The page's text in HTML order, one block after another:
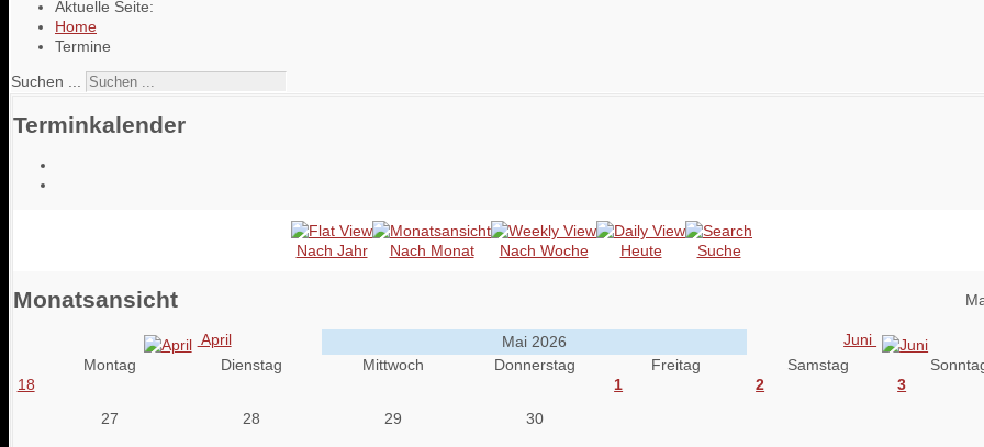
Aktuelle Seite:
Home
Termine
Suchen ...
Terminkalender
Nach Jahr Nach Monat Nach Woche Heute Suche
Monatsansicht
April Mai 2026
Juni
Montag
Dienstag Mittwoch Donnerstag Freitag Samstag
18
27
28 29 30
1 2 3